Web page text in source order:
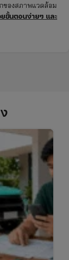
ของสภาพแวดล้อม
ขั้นตอนง่ายๆ และ